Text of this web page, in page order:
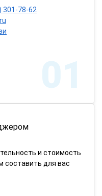
301-78-62
01
и стоимость
составить для вас